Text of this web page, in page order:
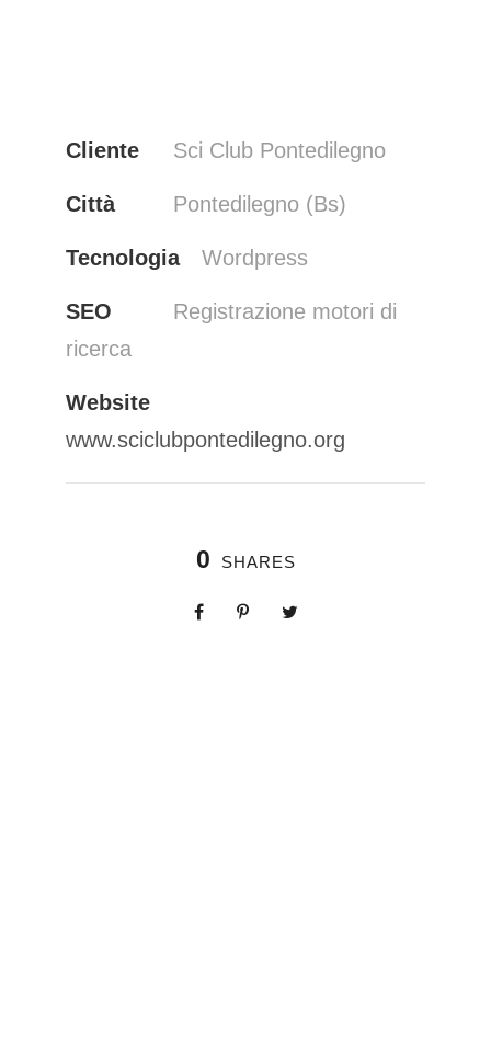
Cliente Sci Club Pontedilegno
Città Pontedilegno (Bs)
Tecnologia Wordpress
SEO
Registrazione motori di
ricerca
Website
www.sciclubpontedilegno.org
0 SHARES